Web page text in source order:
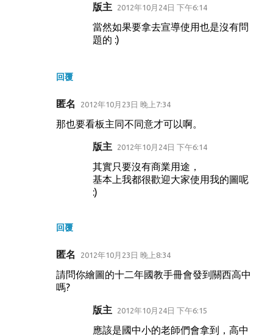
回覆
版主 2012年10月24日 下午6:14
當然如果要拿去宣導使用也是沒有問
題的 :)
匿名 2012年10月23日 晚上7:34
那也要看板主同不同意才可以啊。
回覆
版主 2012年10月24日 下午6:14
其實只要沒有商業用途，
基本上我都很歡迎大家使用我的圖呢
:)
匿名 2012年10月23日 晚上8:34
請問你繪圖的十二年國教手冊會發到關西高中
嗎?
版主 2012年10月24日 下午6:15
應該是國中小的老師們會拿到，高中